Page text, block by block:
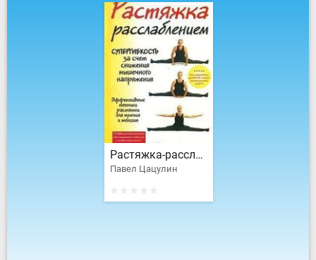
Растяжка-расслаблением
Павел Цацулин